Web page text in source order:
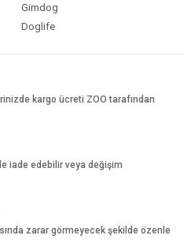
Gimdog
Doglife
kargo ücreti ZOO tarafından
iade edebilir veya değişim
zarar görmeyecek şekilde özenle